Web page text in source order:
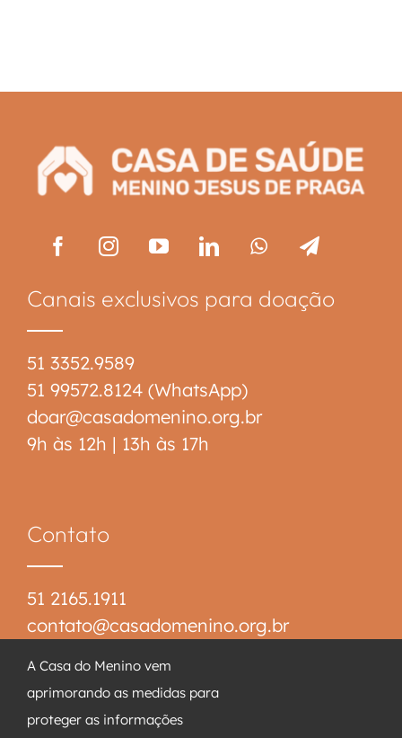
Canais exclusivos para doação
51 3352.9589
51 99572.8124 (WhatsApp)
doar@casadomenino.org.br
9h às 12h | 13h às 17h
Contato
51 2165.1911
contato@casadomenino.org.br
CEP 91530-350
Intercap – Porto Alegre/RS
A Casa do Menino vem
aprimorando as medidas para
proteger as informações